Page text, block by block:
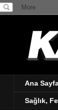
Ana
Sağlık,